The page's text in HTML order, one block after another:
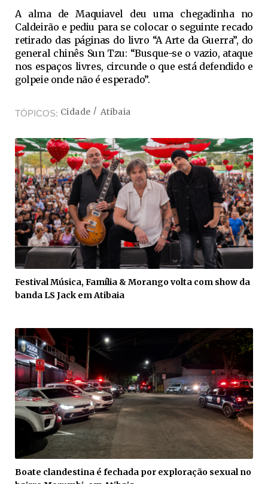
A alma de Maquiavel deu uma chegadinha no
Caldeirão e pediu para se colocar o seguinte recado
retirado das páginas do livro “A Arte da Guerra”, do
general chinês Sun Tzu: “Busque-se o vazio, ataque
nos espaços livres, circunde o que está defendido e
golpeie onde não é esperado”.
TÓPICOS Cidade Atibaia
Festival Música, Família & Morango volta com show da
banda LS Jack em Atibaia
Boate clandestina é fechada por exploração sexual no